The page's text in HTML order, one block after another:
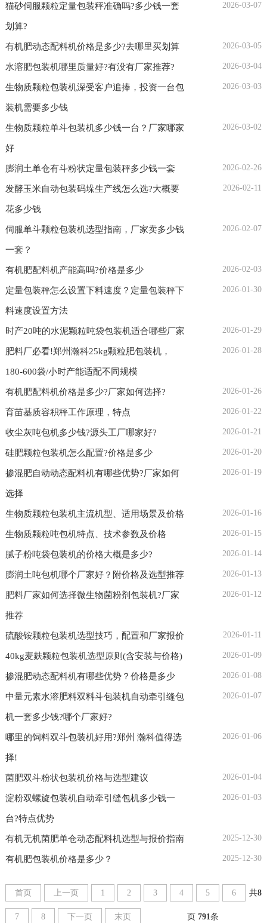
猫砂伺服颗粒定量包装秤准确吗?多少钱一套
划算?
2026-03-07
有机肥动态配料机价格是多少?去哪里买划算 2026-03-05
水溶肥包装机哪里质量好?有没有厂家推荐? 2026-03-04
生物质颗粒包装机深受客户追捧，投资一台包
装机需要多少钱
2026-03-03
生物质颗粒单斗包装机多少钱一台？厂家哪家
好
2026-03-02
膨润土单仓有斗粉状定量包装秤多少钱一套 2026-02-26
发酵玉米自动包装码垛生产线怎么选?大概要
花多少钱
2026-02-11
伺服单斗颗粒包装机选型指南，厂家卖多少钱
一套？
2026-02-07
有机肥配料机产能高吗?价格是多少 2026-02-03
定量包装秤怎么设置下料速度？定量包装秤下
料速度设置方法
2026-01-30
时产20吨的水泥颗粒吨袋包装机适合哪些厂家 2026-01-29
肥料厂必看!郑州瀚科25kg颗粒肥包装机，
180-600袋/小时产能适配不同规模
2026-01-28
有机肥配料机价格是多少?厂家如何选择? 2026-01-26
育苗基质容积秤工作原理，特点 2026-01-22
收尘灰吨包机多少钱?源头工厂哪家好? 2026-01-21
硅肥颗粒包装机怎么配置?价格是多少 2026-01-20
掺混肥自动动态配料机有哪些优势?厂家如何
选择
2026-01-19
生物质颗粒包装机主流机型、适用场景及价格 2026-01-16
生物质颗粒吨包机特点、技术参数及价格 2026-01-15
腻子粉吨袋包装机的价格大概是多少? 2026-01-14
膨润土吨包机哪个厂家好？附价格及选型推荐 2026-01-13
肥料厂家如何选择微生物菌粉剂包装机?厂家
推荐
2026-01-12
硫酸铵颗粒包装机选型技巧，配置和厂家报价 2026-01-11
40kg麦麸颗粒包装机选型原则(含安装与价格) 2026-01-09
掺混肥动态配料机有哪些优势？价格是多少 2026-01-08
中量元素水溶肥料双料斗包装机自动牵引缝包
机一套多少钱?哪个厂家好?
2026-01-07
哪里的饲料双斗包装机好用?郑州 瀚科值得选
择!
2026-01-06
菌肥双斗粉状包装机价格与选型建议 2026-01-04
淀粉双螺旋包装机自动牵引缝包机多少钱一
台?特点优势
2026-01-03
有机无机菌肥单仓动态配料机选型与报价指南 2025-12-30
有机肥包装机价格是多少？ 2025-12-30
首页 上一页 1 2 3 4 5 6
7 8 下一页 末页
共8
页 791条